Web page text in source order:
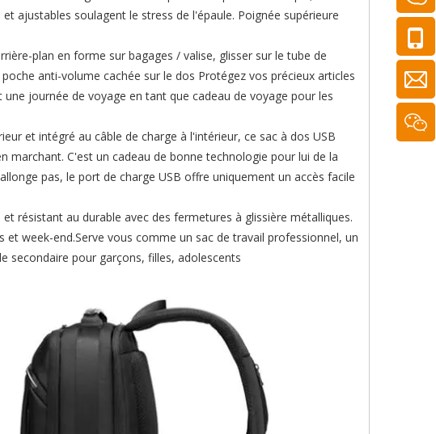
ajustables soulagent le stress de l'épaule. Poignée supérieure
plan en forme sur bagages / valise, glisser sur le tube de
anti-volume cachée sur le dos Protégez vos précieux articles
journée de voyage en tant que cadeau de voyage pour les
et intégré au câble de charge à l'intérieur, ce sac à dos USB
C'est un cadeau de bonne technologie pour lui de la
pas, le port de charge USB offre uniquement un accès facile
résistant au durable avec des fermetures à glissière métalliques.
week-end.Serve vous comme un sac de travail professionnel, un
secondaire pour garçons, filles, adolescents